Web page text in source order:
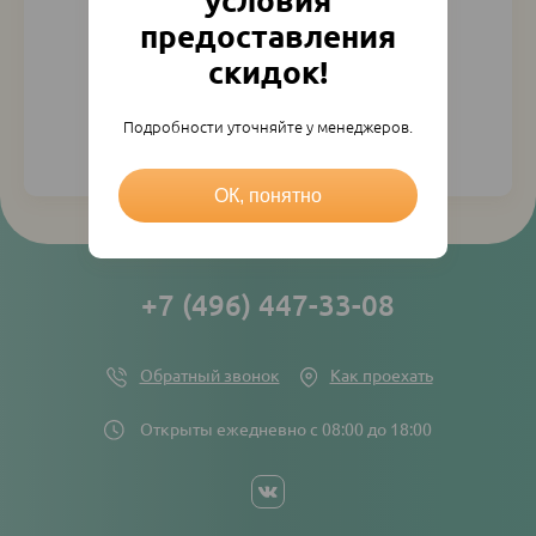
Открыты ежедневно с 08:00 до 18:00
+7 (496) 447-33-08
Обратный звонок Как проехать
Social
предоставления
скидок!
Подробности уточняйте у менеджеров.
ОК, понятно